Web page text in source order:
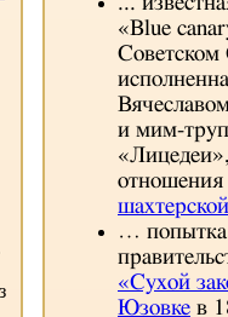
«Blue
и мим-
отношения
… попытка
«Сухой
Юзовке в